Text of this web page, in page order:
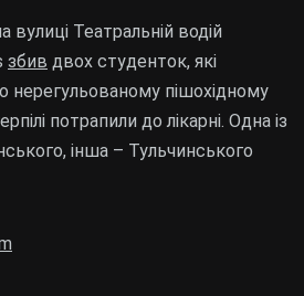
вулиці Театральній водій
збив двох студенток, які
нерегульованому пішохідному
потрапили до лікарні. Одна із
інша – Тульчинського